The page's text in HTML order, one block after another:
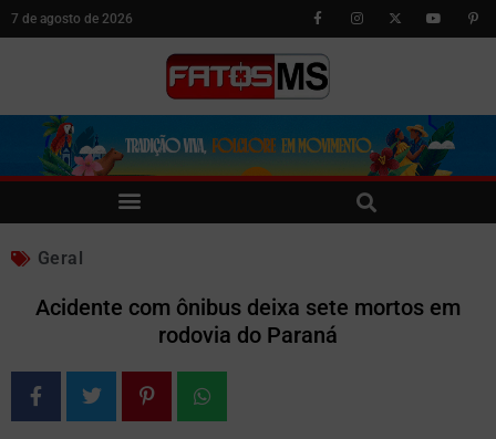
7 de agosto de 2026
Geral
Acidente com ônibus deixa sete mortos em
rodovia do Paraná